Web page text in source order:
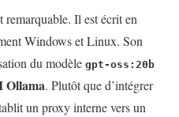
remarquable. Il est écrit en
Windows et Linux. Son
du modèle gpt-oss:20b
Ollama. Plutôt que d’intégrer
un proxy interne vers un